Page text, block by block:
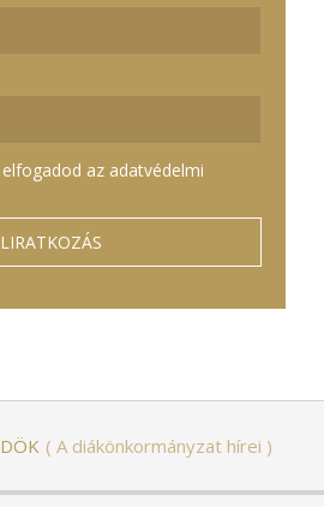
az adatvédelmi
DÖK A diákönkormányzat hírei